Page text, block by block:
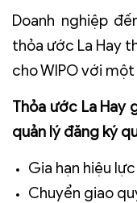
Doanh nghiệp
thỏa ước La Hay
cho WIPO với
Thỏa ước La Hay
quản lý đăng ký
Gia hạn hiệu lực
Chuyển giao